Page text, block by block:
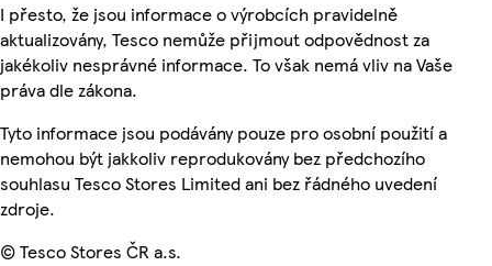
I přesto, že jsou informace o výrobcích pravidelně
aktualizovány, Tesco nemůže přijmout odpovědnost za
jakékoliv nesprávné informace. To však nemá vliv na Vaše
práva dle zákona.
Tyto informace jsou podávány pouze pro osobní použití a
nemohou být jakkoliv reprodukovány bez předchozího
souhlasu Tesco Stores Limited ani bez řádného uvedení
zdroje.
© Tesco Stores ČR a.s.